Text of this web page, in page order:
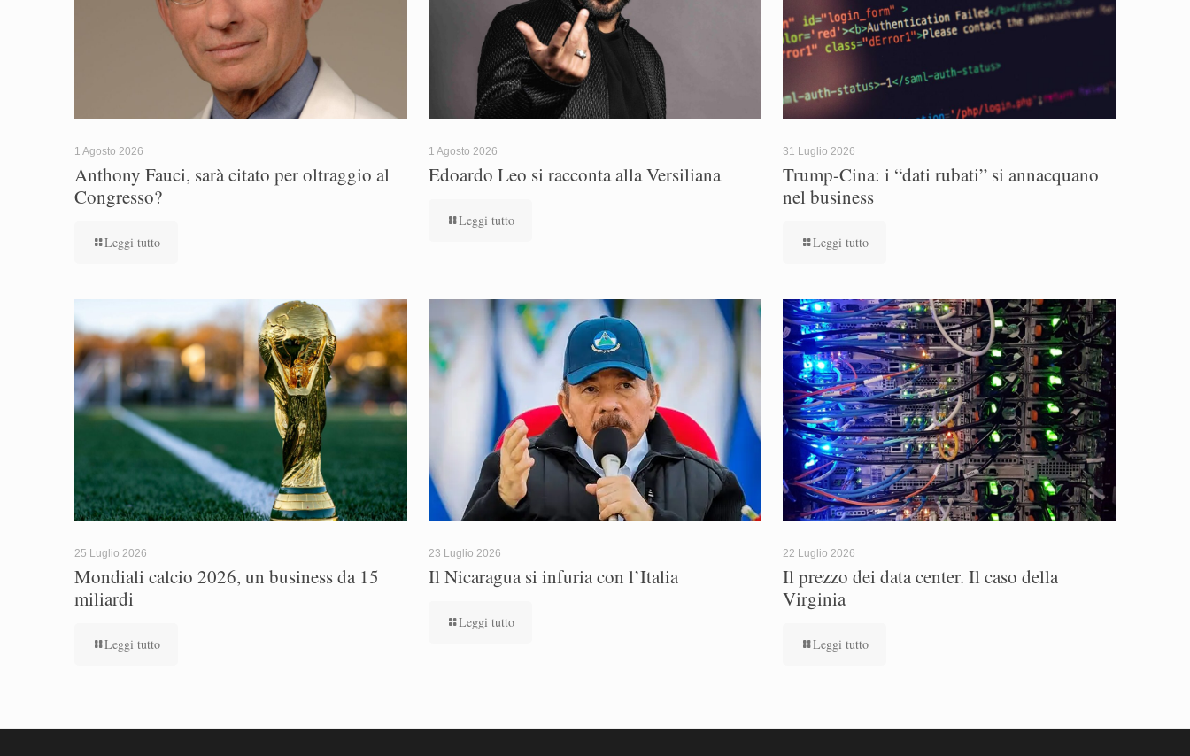
1 Agosto 2026
Anthony Fauci, sarà citato per oltraggio al
Congresso?
Leggi tutto
1 Agosto 2026
Edoardo Leo si racconta alla Versiliana
Leggi tutto
31 Luglio 2026
Trump-Cina: i “dati rubati” si annacquano
nel business
Leggi tutto
25 Luglio 2026
Mondiali calcio 2026, un business da 15
miliardi
Leggi tutto
23 Luglio 2026
Il Nicaragua si infuria con l’Italia
Leggi tutto
22 Luglio 2026
Il prezzo dei data center. Il caso della
Virginia
Leggi tutto